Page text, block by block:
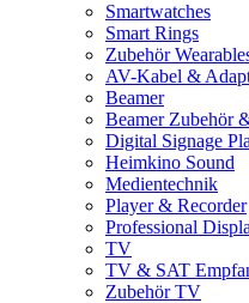
Smartwatches
Smart Rings
Zubehör
AV-Kabel &
Beamer
Beamer Zubehör
Digital Signage
Heimkino Sound
Medientechnik
Player & Recorder
Professional
TV
TV & SAT
Zubehör TV